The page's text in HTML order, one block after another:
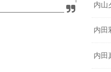
内山
内田
内田